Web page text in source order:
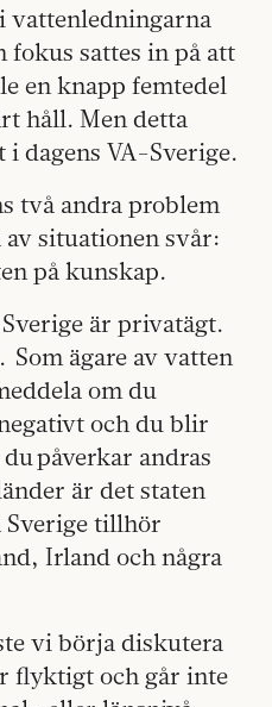
vattenledningarna
fokus sattes in på att
en knapp femtedel
håll. Men detta
dagens VA-Sverige.
två andra problem
situationen svår:
på kunskap.
är privatägt.
Som ägare av vatten
om du
och du blir
påverkar andras
är det staten
Sverige tillhör
Irland och några
vi börja diskutera
flyktigt och går inte